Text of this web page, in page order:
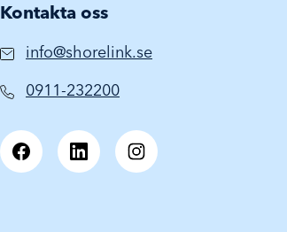
Kontakta oss
info@shorelink.se
0911-232200